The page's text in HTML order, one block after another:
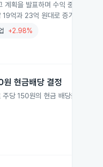
획을 발표하며 수익 중심 경영
억과 23억 원대로 증가했습니다.
+2.98%
현금배당 결정
당 150원의 현금 배당을 결정